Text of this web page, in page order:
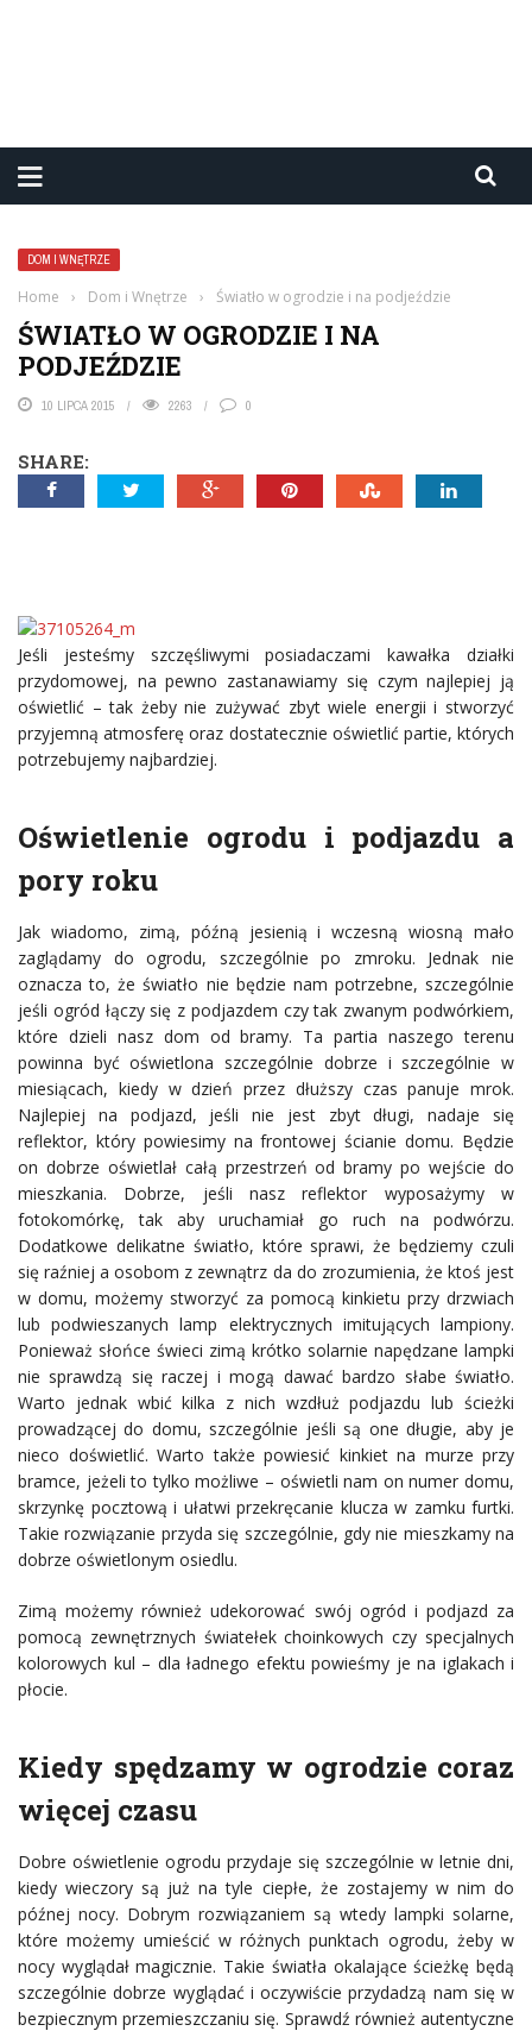
DOM I WNĘTRZE
Home › Dom i Wnętrze › Światło w ogrodzie i na podjeździe
ŚWIATŁO W OGRODZIE I NA
PODJEŹDZIE
10 LIPCA 2015 2263 0
SHARE:
Jeśli jesteśmy szczęśliwymi posiadaczami kawałka działki
przydomowej, na pewno zastanawiamy się czym najlepiej ją
oświetlić – tak żeby nie zużywać zbyt wiele energii i stworzyć
przyjemną atmosferę oraz dostatecznie oświetlić partie, których
potrzebujemy najbardziej.
Oświetlenie ogrodu i podjazdu a
pory roku
Jak wiadomo, zimą, późną jesienią i wczesną wiosną mało
zaglądamy do ogrodu, szczególnie po zmroku. Jednak nie
oznacza to, że światło nie będzie nam potrzebne, szczególnie
jeśli ogród łączy się z podjazdem czy tak zwanym podwórkiem,
które dzieli nasz dom od bramy. Ta partia naszego terenu
powinna być oświetlona szczególnie dobrze i szczególnie w
miesiącach, kiedy w dzień przez dłuższy czas panuje mrok.
Najlepiej na podjazd, jeśli nie jest zbyt długi, nadaje się
reflektor, który powiesimy na frontowej ścianie domu. Będzie
on dobrze oświetlał całą przestrzeń od bramy po wejście do
mieszkania. Dobrze, jeśli nasz reflektor wyposażymy w
fotokomórkę, tak aby uruchamiał go ruch na podwórzu.
Dodatkowe delikatne światło, które sprawi, że będziemy czuli
się raźniej a osobom z zewnątrz da do zrozumienia, że ktoś jest
w domu, możemy stworzyć za pomocą kinkietu przy drzwiach
lub podwieszanych lamp elektrycznych imitujących lampiony.
Ponieważ słońce świeci zimą krótko solarnie napędzane lampki
nie sprawdzą się raczej i mogą dawać bardzo słabe światło.
Warto jednak wbić kilka z nich wzdłuż podjazdu lub ścieżki
prowadzącej do domu, szczególnie jeśli są one długie, aby je
nieco doświetlić. Warto także powiesić kinkiet na murze przy
bramce, jeżeli to tylko możliwe – oświetli nam on numer domu,
skrzynkę pocztową i ułatwi przekręcanie klucza w zamku furtki.
Takie rozwiązanie przyda się szczególnie, gdy nie mieszkamy na
dobrze oświetlonym osiedlu.
Zimą możemy również udekorować swój ogród i podjazd za
pomocą zewnętrznych światełek choinkowych czy specjalnych
kolorowych kul – dla ładnego efektu powieśmy je na iglakach i
płocie.
Kiedy spędzamy w ogrodzie coraz
więcej czasu
Dobre oświetlenie ogrodu przydaje się szczególnie w letnie dni,
kiedy wieczory są już na tyle ciepłe, że zostajemy w nim do
późnej nocy. Dobrym rozwiązaniem są wtedy lampki solarne,
które możemy umieścić w różnych punktach ogrodu, żeby w
nocy wyglądał magicznie. Takie światła okalające ścieżkę będą
szczególnie dobrze wyglądać i oczywiście przydadzą nam się w
bezpiecznym przemieszczaniu się. Sprawdź również autentyczne